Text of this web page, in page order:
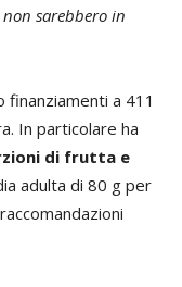
sarebbero in
a 411
In particolare ha
di frutta e
adulta di 80 g per